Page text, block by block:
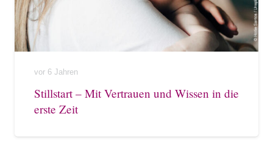
vor 6 Jahren
Stillstart – Mit Vertrauen und Wissen in die
erste Zeit